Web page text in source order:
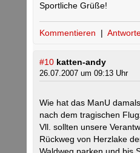
Sportliche Grüße!
Kommentieren |
#10 katten-andy
26.07.2007 um 09:13 Uhr
Wie hat das ManU
nach dem tragischen
Vll. sollten unsere
Rückweg von Herzlake